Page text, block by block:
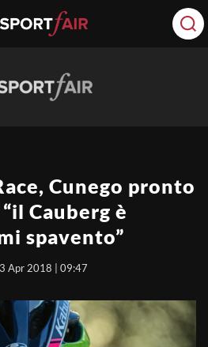
Cunego pronto
Cauberg è
spavento”
Apr 2018 | 09:47